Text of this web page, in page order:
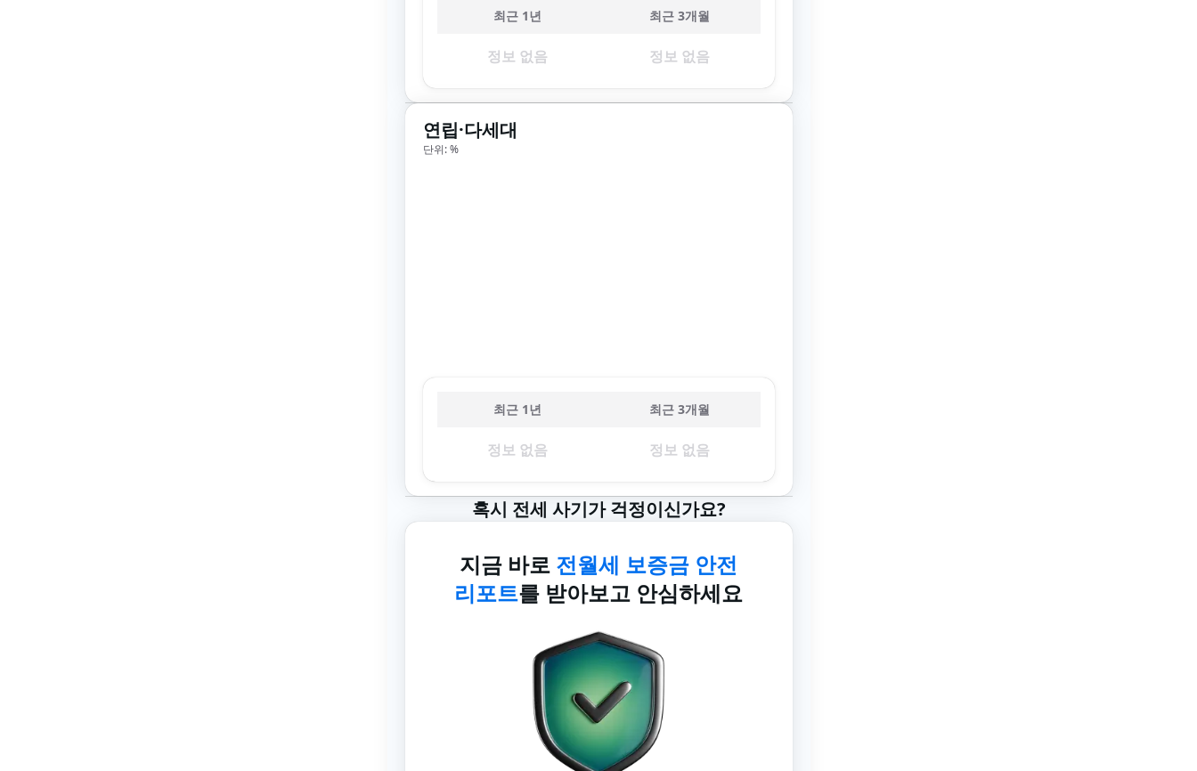
최근 1년 최근 3개월
정보 없음 정보 없음
연립·다세대
단위: %
최근 1년 최근 3개월
정보 없음 정보 없음
혹시 전세 사기가 걱정이신가요?
지금 바로 전월세 보증금 안전
리포트를 받아보고 안심하세요